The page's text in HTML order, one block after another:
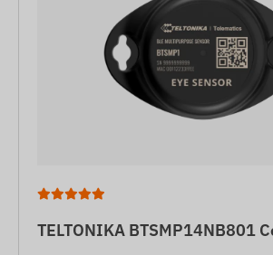
TELTONIKA BTSMP14NB801